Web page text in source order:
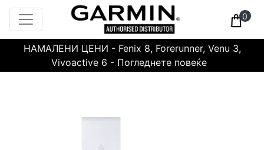
0
НАМАЛЕНИ ЦЕНИ - Fenix 8, Forerunner, Venu 3,
Vivoactive 6 - Погледнете повеќе